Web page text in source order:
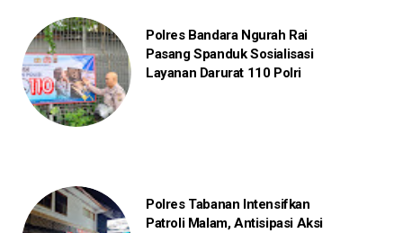
Polres Bandara Ngurah Rai
Pasang Spanduk Sosialisasi
Layanan Darurat 110 Polri
Polres Tabanan Intensifkan
Patroli Malam, Antisipasi Aksi